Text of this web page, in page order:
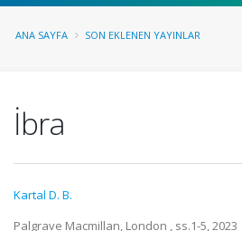
ANA SAYFA SON EKLENEN YAYINLAR
İbra
Kartal D. B.
Palgrave Macmillan, London , ss.1-5, 2023